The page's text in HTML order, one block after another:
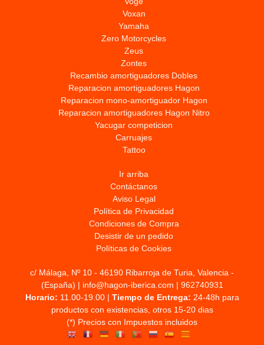
Voxan
Yamaha
Zero Motorcycles
Zeus
Zontes
Recambio amortiguadores Dobles
Reparacion amortiguadores Hagon
Reparacion mono-amortiguador Hagon
Reparacion amortiguadores Hagon Nitro
Yacugar competicion
Carruajes
Tattoo
Ir arriba
Contáctanos
Aviso Legal
Política de Privacidad
Condiciones de Compra
Desistir de un pedido
Políticas de Cookies
c/ Málaga, Nº 10 - 46190 Ribarroja de Turia, Valencia -
(España) | info@hagon-iberica.com | 962740931
Horario: 11.00-19.00 | Tiempo de Entrega: 24-48h para
productos con existencias, otros 15-20 dias
(*) Precios con Impuestos incluidos